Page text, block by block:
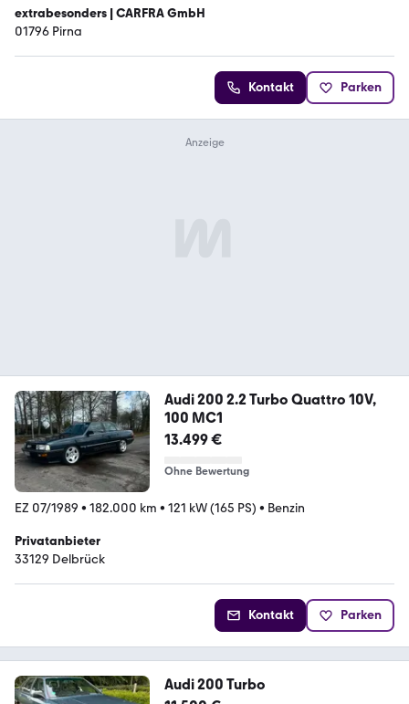
extrabesonders | CARFRA GmbH
01796 Pirna
Kontakt Parken
Audi 200 2.2 Turbo Quattro 10V,
100 MC1
13.499 €
Ohne Bewertung
EZ 07/1989 • 182.000 km • 121 kW (165 PS) • Benzin
Privatanbieter
33129 Delbrück
Kontakt Parken
Audi 200 Turbo